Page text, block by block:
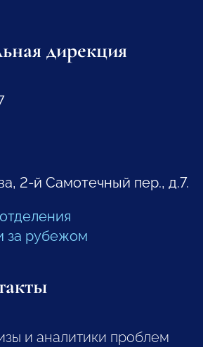
дирекция
2-й Самотечный пер., д.7.
за рубежом
и аналитики проблем